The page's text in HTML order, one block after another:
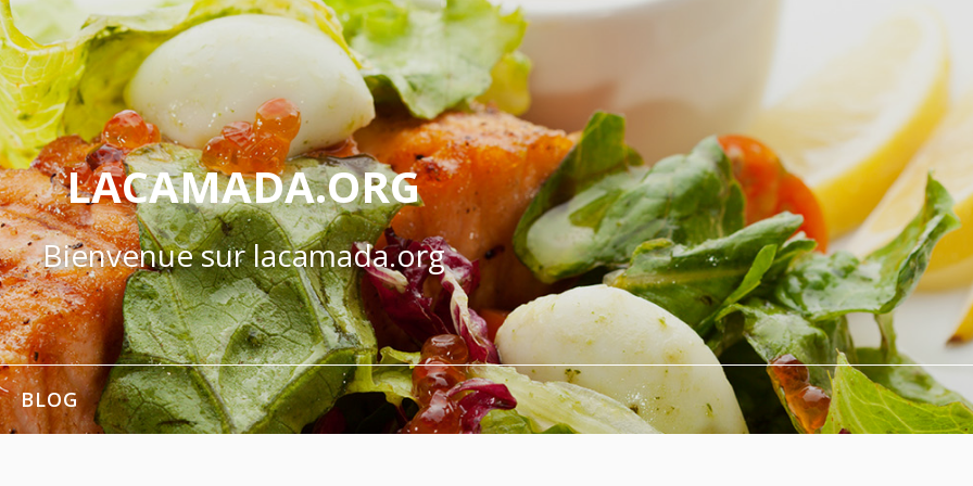
LACAMADA.ORG
Bienvenue sur lacamada.org
BLOG